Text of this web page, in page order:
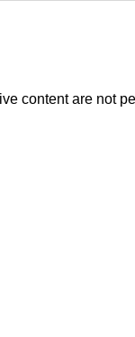
content are not